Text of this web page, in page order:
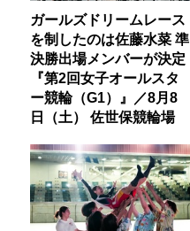
ガールズドリームレース
を制したのは佐藤水菜 準
決勝出場メンバーが決定
『第2回女子オールスタ
ー競輪（G1）』／8月8
日（土） 佐世保競輪場